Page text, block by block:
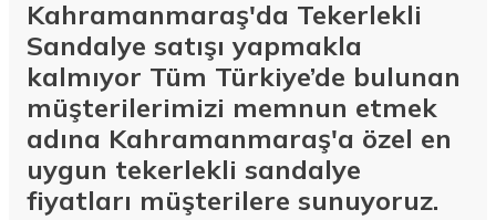
Kahramanmaraş'da Tekerlekli
Sandalye satışı yapmakla
kalmıyor Tüm Türkiye’de bulunan
müşterilerimizi memnun etmek
adına Kahramanmaraş'a özel en
uygun tekerlekli sandalye
fiyatları müşterilere sunuyoruz.